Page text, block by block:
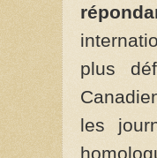
plus
les